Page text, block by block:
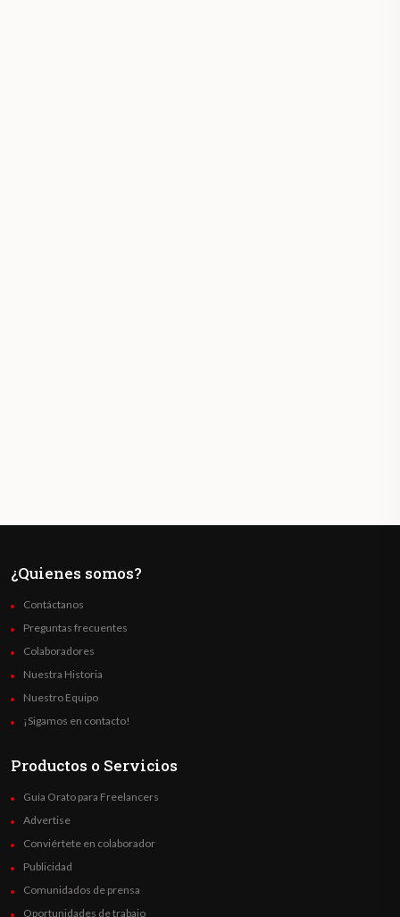
¿Quienes somos?
Contáctanos
Preguntas frecuentes
Colaboradores
Nuestra Historia
Nuestro Equipo
¡Sigamos en contacto!
Productos o Servicios
Guía Orato para Freelancers
Advertise
Conviértete en colaborador
Publicidad
Comunidados de prensa
Oportunidades de trabajo